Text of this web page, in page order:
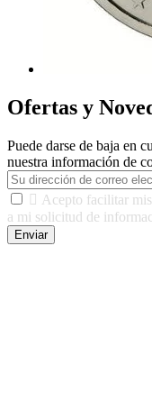
Ofertas y
Puede darse de baja en
nuestra información de
 Acepto facilitar
a mi solicitud de
Enviar